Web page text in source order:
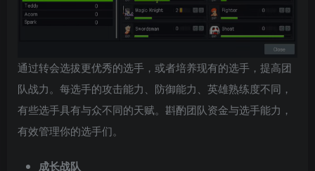
通过转会选拔更优秀的选手，或者培养现有的选手，提高团
队战力。每选手的攻击能力、防御能力、英雄熟练度不同，
有些选手具有与众不同的天赋。斟酌团队资金与选手能力，
有效管理你的选手们。
成长战队